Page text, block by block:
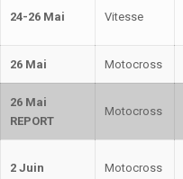
24-26 Mai Vitesse
26 Mai Motocross
26 Mai
REPORT
Motocross
2 Juin Motocross